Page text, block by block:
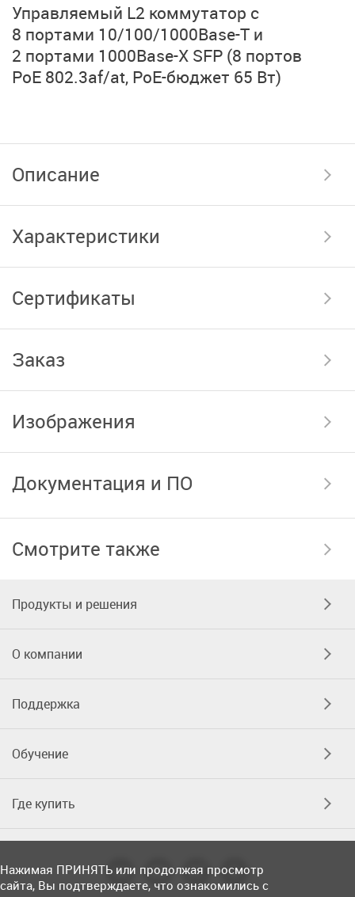
Управляемый L2 коммутатор с
8 портами 10/100/1000Base-T и
2 портами 1000Base-X SFP (8 портов
PoE 802.3af/at, PoE-бюджет 65 Вт)
Описание
Характеристики
Сертификаты
Заказ
Изображения
Документация и ПО
Смотрите также
Продукты и решения
О компании
Поддержка
Обучение
Где купить
Нажимая ПРИНЯТЬ или продолжая просмотр
сайта, Вы подтверждаете, что ознакомились с